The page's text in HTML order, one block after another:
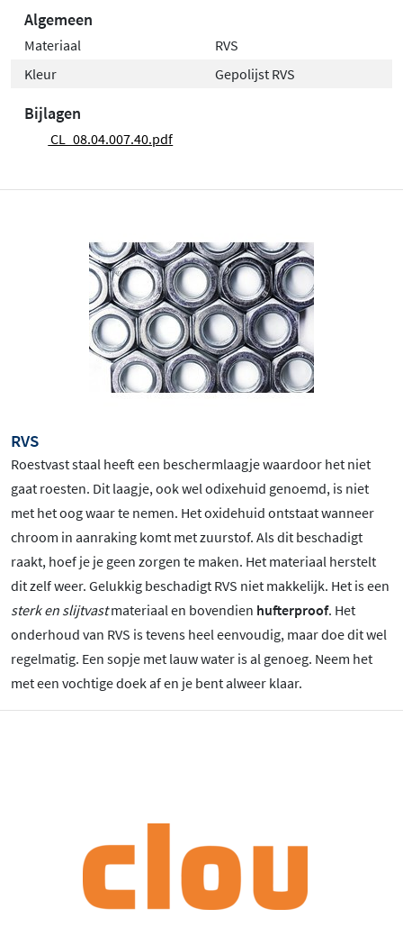
Algemeen
Materiaal
RVS
Kleur
Gepolijst RVS
Bijlagen
CL_08.04.007.40.pdf
RVS
Roestvast staal heeft een beschermlaagje waardoor het niet
gaat roesten. Dit laagje, ook wel odixehuid genoemd, is niet
met het oog waar te nemen. Het oxidehuid ontstaat wanneer
chroom in aanraking komt met zuurstof. Als dit beschadigt
raakt, hoef je je geen zorgen te maken. Het materiaal herstelt
dit zelf weer. Gelukkig beschadigt RVS niet makkelijk. Het is een
sterk en slijtvastmateriaal en bovendien hufterproof. Het
onderhoud van RVS is tevens heel eenvoudig, maar doe dit wel
regelmatig. Een sopje met lauw water is al genoeg. Neem het
met een vochtige doek af en je bent alweer klaar.